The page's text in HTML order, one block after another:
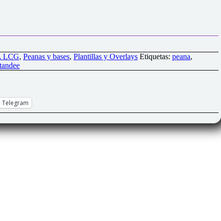
LCG, Peanas y bases, Plantillas y Overlays Etiquetas: peana,
Telegram